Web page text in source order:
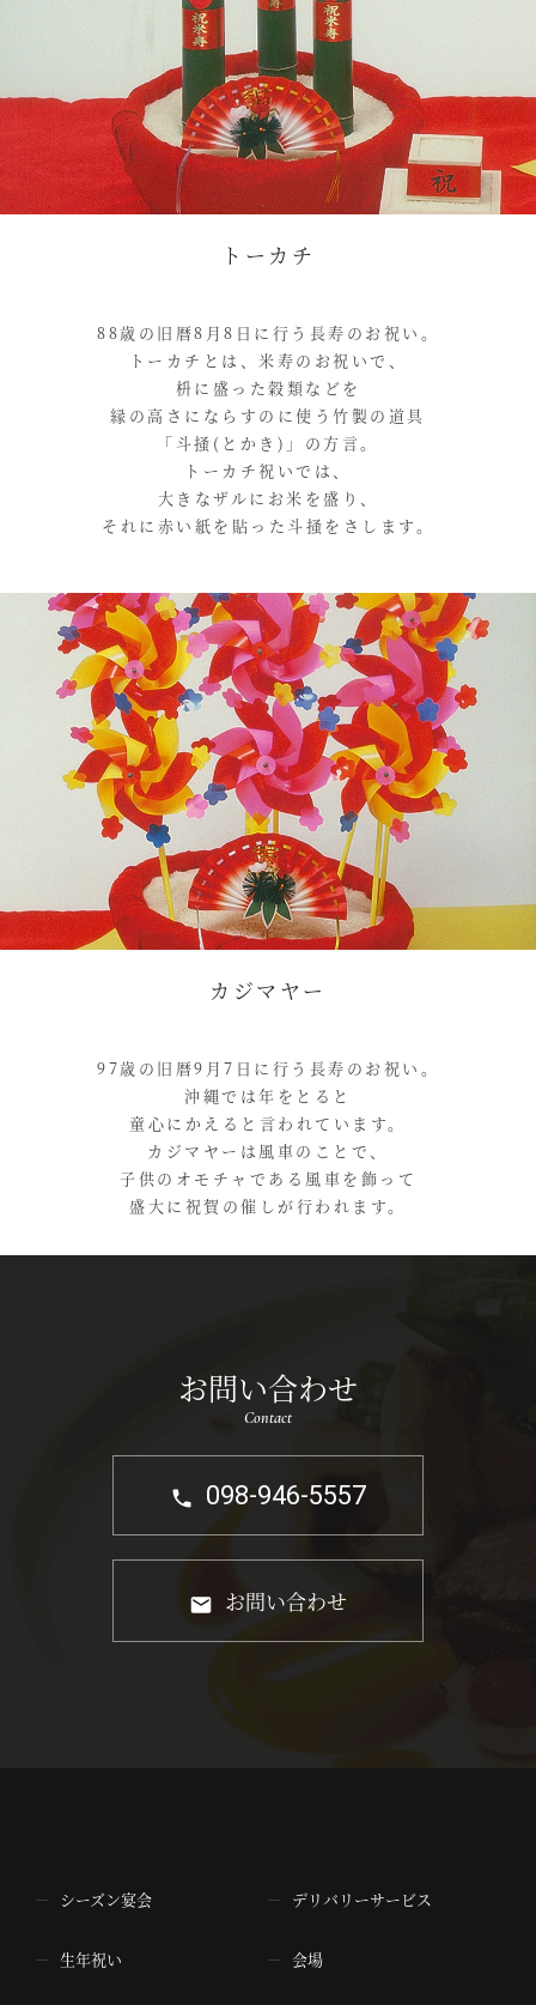
トーカチ
88歳の旧暦8月8日に行う長寿のお祝い。
トーカチとは、米寿のお祝いで、
枡に盛った穀類などを
縁の高さにならすのに使う竹製の道具
「斗掻(とかき)」の方言。
トーカチ祝いでは、
大きなザルにお米を盛り、
それに赤い紙を貼った斗掻をさします。
カジマヤー
97歳の旧暦9月7日に行う長寿のお祝い。
沖縄では年をとると
童心にかえると言われています。
カジマヤーは風車のことで、
子供のオモチャである風車を飾って
盛大に祝賀の催しが行われます。
お問い合わせ
Contact
098-946-5557
お問い合わせ
シーズン宴会
生年祝い
デリバリーサービス
会場